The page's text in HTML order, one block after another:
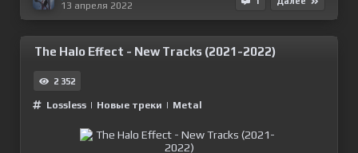
13 апреля 2022
The Halo Effect - New Tracks (2021-2022)
2 352
Lossless | Новые треки | Metal